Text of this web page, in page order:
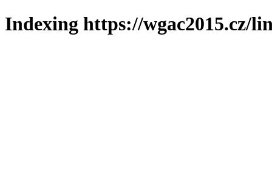
Indexing https://wgac2015.cz/